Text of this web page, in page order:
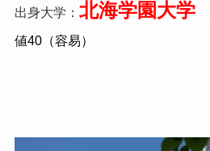
出身大学： 北海学園大学
値40（容易）